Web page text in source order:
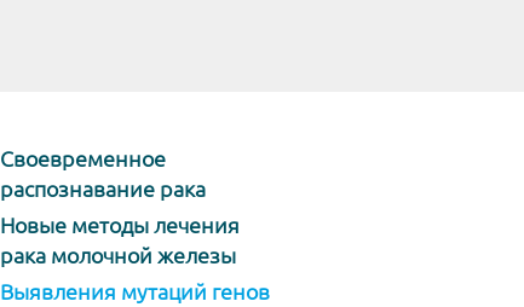
Своевременное
распознавание рака
Новые методы лечения
рака молочной железы
Выявления мутаций генов